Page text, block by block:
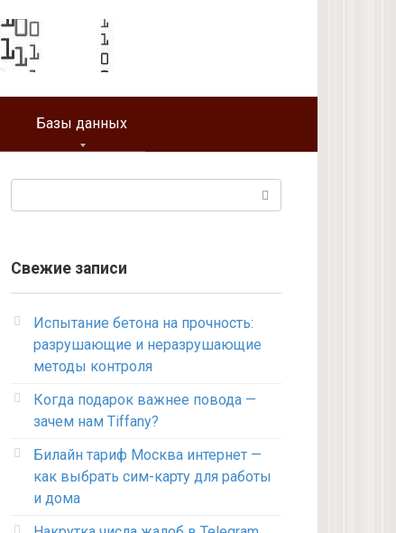
Базы данных
Свежие записи
Испытание бетона на прочность:
разрушающие и неразрушающие
методы контроля
Когда подарок важнее повода —
зачем нам Tiffany?
Билайн тариф Москва интернет —
как выбрать сим-карту для работы
и дома